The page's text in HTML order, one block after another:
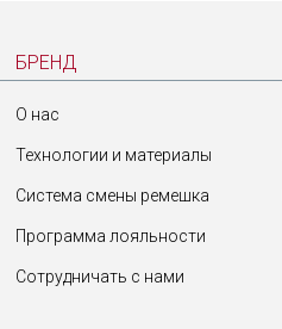
БРЕНД
О нас
Технологии и материалы
Система смены ремешка
Программа лояльности
Сотрудничать с нами